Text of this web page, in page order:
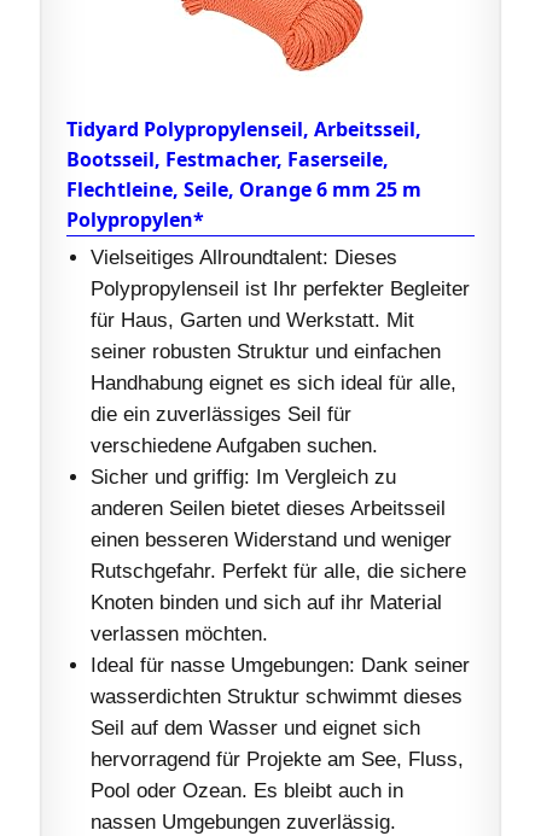
Tidyard Polypropylenseil, Arbeitsseil,
Bootsseil, Festmacher, Faserseile,
Flechtleine, Seile, Orange 6 mm 25 m
Polypropylen*
Vielseitiges Allroundtalent: Dieses
Polypropylenseil ist Ihr perfekter Begleiter
für Haus, Garten und Werkstatt. Mit
seiner robusten Struktur und einfachen
Handhabung eignet es sich ideal für alle,
die ein zuverlässiges Seil für
verschiedene Aufgaben suchen.
Sicher und griffig: Im Vergleich zu
anderen Seilen bietet dieses Arbeitsseil
einen besseren Widerstand und weniger
Rutschgefahr. Perfekt für alle, die sichere
Knoten binden und sich auf ihr Material
verlassen möchten.
Ideal für nasse Umgebungen: Dank seiner
wasserdichten Struktur schwimmt dieses
Seil auf dem Wasser und eignet sich
hervorragend für Projekte am See, Fluss,
Pool oder Ozean. Es bleibt auch in
nassen Umgebungen zuverlässig.